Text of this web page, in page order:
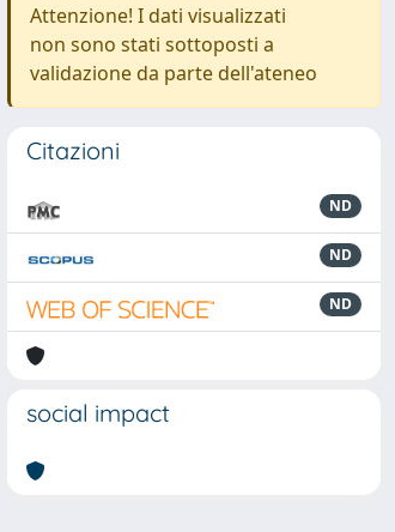
Attenzione! I dati visualizzati
non sono stati sottoposti a
validazione da parte dell'ateneo
Citazioni
ND
ND
ND
social impact